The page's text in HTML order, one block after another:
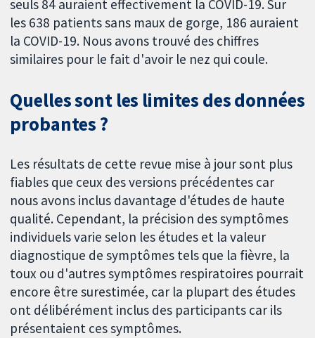
seuls 84 auraient effectivement la COVID-19. Sur
les 638 patients sans maux de gorge, 186 auraient
la COVID-19. Nous avons trouvé des chiffres
similaires pour le fait d'avoir le nez qui coule.
Quelles sont les limites des données
probantes ?
Les résultats de cette revue mise à jour sont plus
fiables que ceux des versions précédentes car
nous avons inclus davantage d'études de haute
qualité. Cependant, la précision des symptômes
individuels varie selon les études et la valeur
diagnostique de symptômes tels que la fièvre, la
toux ou d'autres symptômes respiratoires pourrait
encore être surestimée, car la plupart des études
ont délibérément inclus des participants car ils
présentaient ces symptômes.